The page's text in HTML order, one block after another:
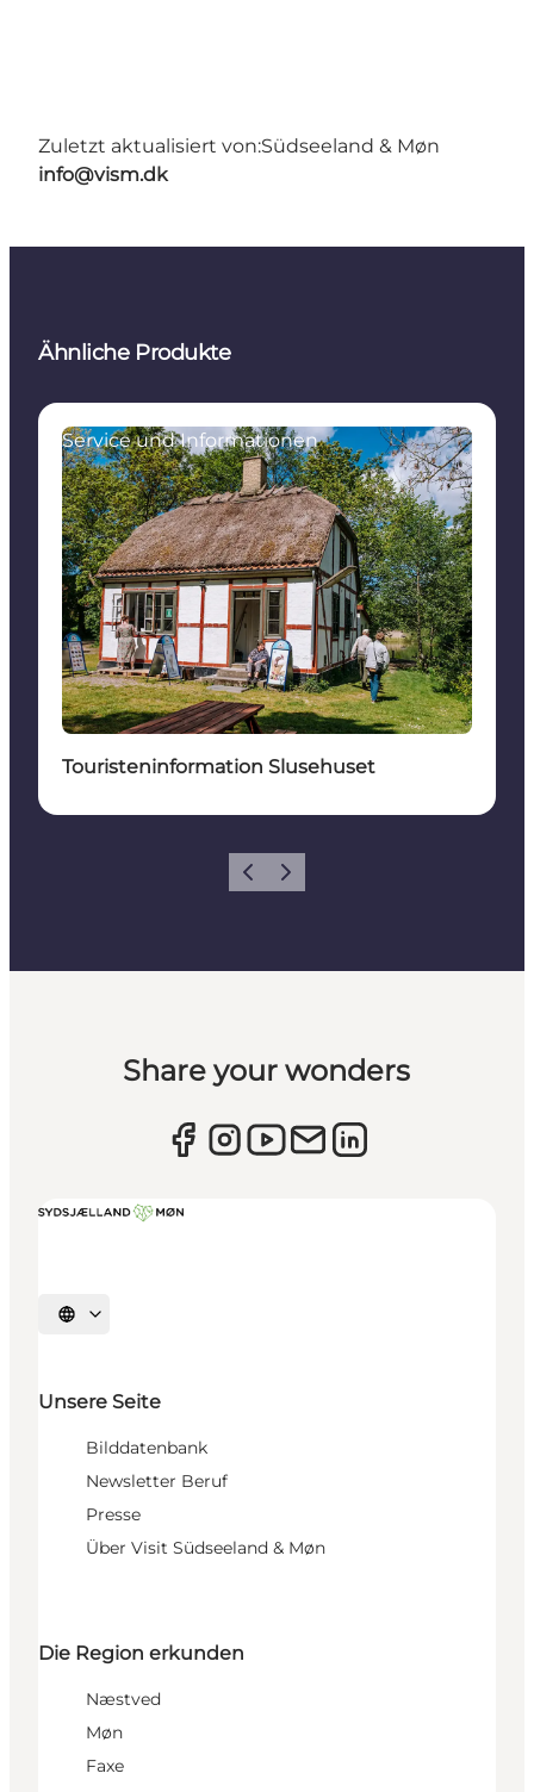
Zuletzt aktualisiert von:Südseeland & Møn
info@vism.dk
Ähnliche Produkte
Service und Informationen
Touristeninformation Slusehuset
ZurückWeiter
Share your wonders
Sprache auswählen
Unsere Seite
Bilddatenbank
Newsletter Beruf
Presse
Über Visit Südseeland & Møn
Die Region erkunden
Næstved
Møn
Faxe